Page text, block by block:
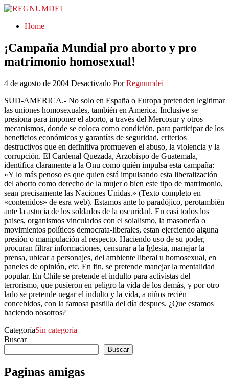
REGNUMDEI
Home
¡Campaña Mundial pro aborto y pro
matrimonio homosexual!
4 de agosto de 2004 Desactivado Por Regnumdei
SUD-AMERICA.- No solo en España o Europa pretenden legitimar
las uniones homosexuales, también en America. Inclusive se
presiona para imponer el aborto, a través del Mercosur y otros
mecanismos, donde se coloca como condición, para participar de los
beneficios económicos y garantías de seguridad, criterios
destructivos que en definitiva promueven el abuso, la violencia y la
corrupción. El Cardenal Quezada, Arzobispo de Guatemala,
identifica claramente a la Onu como quién impulsa esta campaña:
«Y lo más penoso es que quien está impulsando esta liberalización
del aborto como derecho de la mujer o bien este tipo de matrimonio,
sean precisamente las Naciones Unidas.» (Texto completo en
«contenidos» de esra web). Estamos ante lo paradójico, perotambién
ante la astucia de los soldados de la oscuridad. En casi todos los
paises, organismos vinculados con el soialismo, la masonería o
movimientos políticos democrata-liberales, estan ejerciendo alguna
presión o manipulación al respecto. Haciendo uso de su poder,
procuran filtrar informaciones, censurar a la Iglesia, manejar la
prensa, ubicar a personajes, del ambiente liberal u homosexual, en
paneles de opinión, etc. En fin, se pretende manejar la mentalidad
popular. En Chile se pretende el indulto para activistas del
terrorismo, que pusieron en peligro la vida de los demás, y por otro
lado se pretende negar el indulto y la vida, a niños recién
concebidos, con la famosa pastilla del día despues. ¿Que estamos
haciendo nosotros?
CategoríaSin categoría
Buscar
Buscar
Paginas amigas